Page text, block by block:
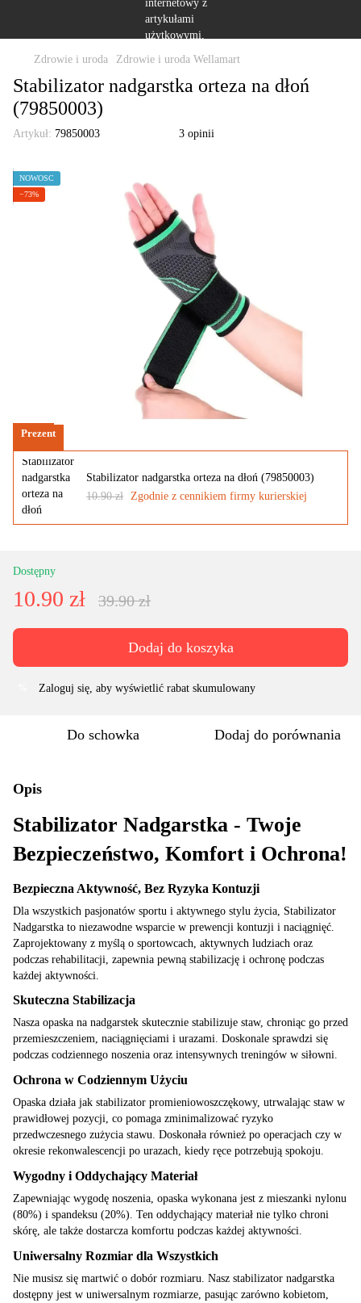
Zdrowie i uroda Zdrowie i uroda Wellamart
Stabilizator nadgarstka orteza na dłoń
(79850003)
Artykuł: 79850003 3 opinii
NOWOŚĆ
−73%
Prezent
Stabilizator nadgarstka orteza na dłoń (79850003)
10.90 zł
Zgodnie z cennikiem firmy kurierskiej
Dostępny
10.90 zł 39.90 zł
Dodaj do koszyka
Zaloguj się , aby wyświetlić rabat skumulowany
Do schowka Dodaj do porównania
Opis
Stabilizator Nadgarstka - Twoje
Bezpieczeństwo, Komfort i Ochrona!
Bezpieczna Aktywność, Bez Ryzyka Kontuzji
Dla wszystkich pasjonatów sportu i aktywnego stylu życia, Stabilizator
Nadgarstka to niezawodne wsparcie w prewencji kontuzji i naciągnięć.
Zaprojektowany z myślą o sportowcach, aktywnych ludziach oraz
podczas rehabilitacji, zapewnia pewną stabilizację i ochronę podczas
każdej aktywności.
Skuteczna Stabilizacja
Nasza opaska na nadgarstek skutecznie stabilizuje staw, chroniąc go przed
przemieszczeniem, naciągnięciami i urazami. Doskonale sprawdzi się
podczas codziennego noszenia oraz intensywnych treningów w siłowni.
Ochrona w Codziennym Użyciu
Opaska działa jak stabilizator promieniowoszczękowy, utrwalając staw w
prawidłowej pozycji, co pomaga zminimalizować ryzyko
przedwczesnego zużycia stawu. Doskonała również po operacjach czy w
okresie rekonwalescencji po urazach, kiedy ręce potrzebują spokoju.
Wygodny i Oddychający Materiał
Zapewniając wygodę noszenia, opaska wykonana jest z mieszanki nylonu
(80%) i spandeksu (20%). Ten oddychający materiał nie tylko chroni
skórę, ale także dostarcza komfortu podczas każdej aktywności.
Uniwersalny Rozmiar dla Wszystkich
Nie musisz się martwić o dobór rozmiaru. Nasz stabilizator nadgarstka
dostępny jest w uniwersalnym rozmiarze, pasując zarówno kobietom,